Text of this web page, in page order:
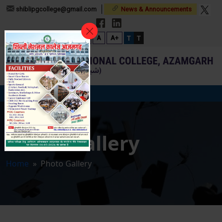
shiblipgcollege@gmail.com News & Announcements
A- A A+ T T
Photo Gallery
Home » Photo Gallery